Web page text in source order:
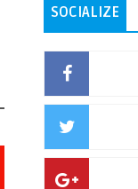
SOCIALIZE